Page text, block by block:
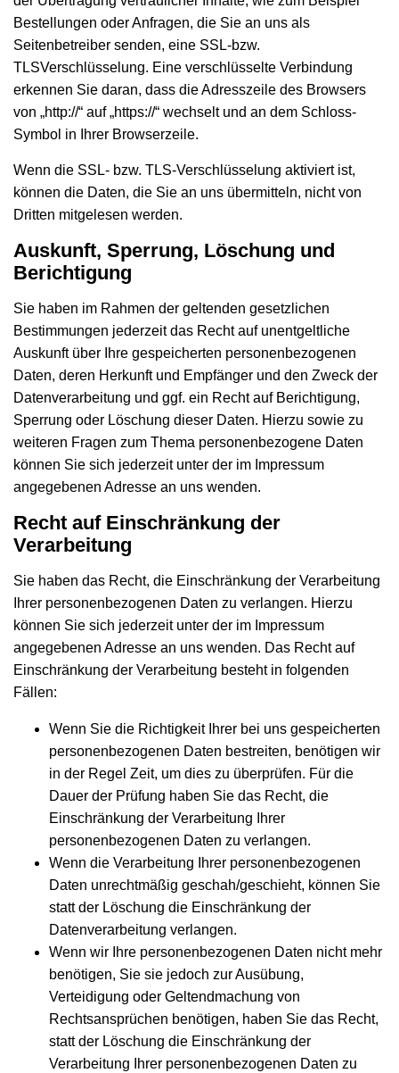
Bestellungen oder Anfragen, die Sie an uns als
Seitenbetreiber senden, eine SSL-bzw.
TLSVerschlüsselung. Eine verschlüsselte Verbindung
erkennen Sie daran, dass die Adresszeile des Browsers
von „http://“ auf „https://“ wechselt und an dem Schloss-
Symbol in Ihrer Browserzeile.
Wenn die SSL- bzw. TLS-Verschlüsselung aktiviert ist,
können die Daten, die Sie an uns übermitteln, nicht von
Dritten mitgelesen werden.
Auskunft, Sperrung, Löschung und
Berichtigung
Sie haben im Rahmen der geltenden gesetzlichen
Bestimmungen jederzeit das Recht auf unentgeltliche
Auskunft über Ihre gespeicherten personenbezogenen
Daten, deren Herkunft und Empfänger und den Zweck der
Datenverarbeitung und ggf. ein Recht auf Berichtigung,
Sperrung oder Löschung dieser Daten. Hierzu sowie zu
weiteren Fragen zum Thema personenbezogene Daten
können Sie sich jederzeit unter der im Impressum
angegebenen Adresse an uns wenden.
Recht auf Einschränkung der
Verarbeitung
Sie haben das Recht, die Einschränkung der Verarbeitung
Ihrer personenbezogenen Daten zu verlangen. Hierzu
können Sie sich jederzeit unter der im Impressum
angegebenen Adresse an uns wenden. Das Recht auf
Einschränkung der Verarbeitung besteht in folgenden
Fällen:
Wenn Sie die Richtigkeit Ihrer bei uns gespeicherten
personenbezogenen Daten bestreiten, benötigen wir
in der Regel Zeit, um dies zu überprüfen. Für die
Dauer der Prüfung haben Sie das Recht, die
Einschränkung der Verarbeitung Ihrer
personenbezogenen Daten zu verlangen.
Wenn die Verarbeitung Ihrer personenbezogenen
Daten unrechtmäßig geschah/geschieht, können Sie
statt der Löschung die Einschränkung der
Datenverarbeitung verlangen.
Wenn wir Ihre personenbezogenen Daten nicht mehr
benötigen, Sie sie jedoch zur Ausübung,
Verteidigung oder Geltendmachung von
Rechtsansprüchen benötigen, haben Sie das Recht,
statt der Löschung die Einschränkung der
Verarbeitung Ihrer personenbezogenen Daten zu